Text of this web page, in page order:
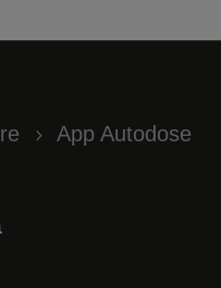
App Autodose